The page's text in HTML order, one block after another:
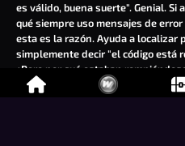
es válido, buena suerte". Genial.
qué siempre uso mensajes de
esta es la razón. Ayuda a localizar
simplemente decir "el código está
¿Pero por qué estaban
perfectamente válidos? ¿Qué